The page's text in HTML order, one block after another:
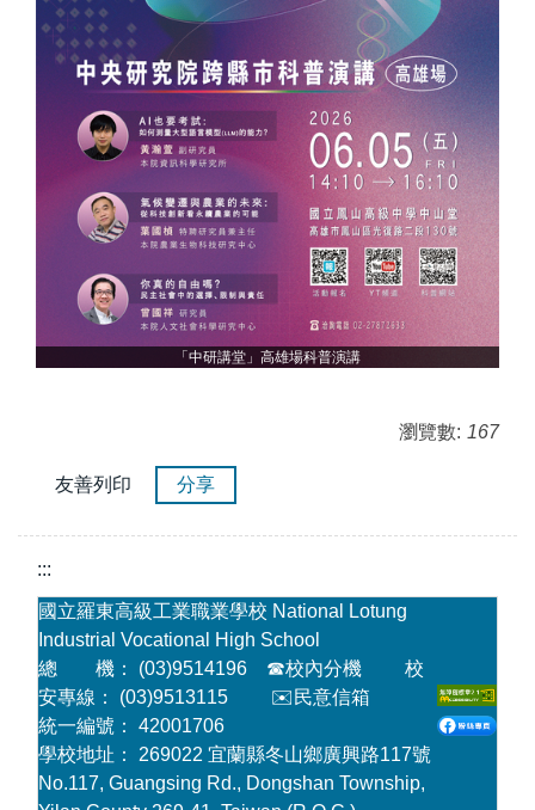
「中研講堂」高雄場科普演講
瀏覽數: 167
友善列印 分享
:::
國立羅東高級工業職業學校 National Lotung
Industrial Vocational High School
總 機： (03)9514196 ☎校內分機
校
安專線： (03)9513115 ✉️民意信箱
統一編號： 42001706
學校地址： 269022 宜蘭縣冬山鄉廣興路117號
No.117, Guangsing Rd., Dongshan Township,